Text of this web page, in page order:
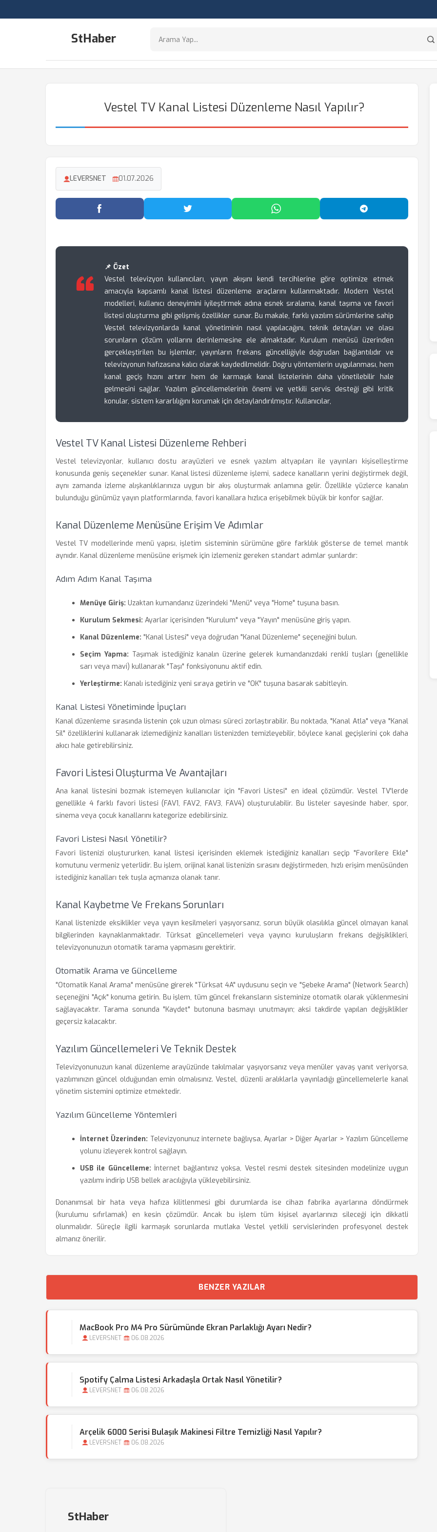
StHaber
Vestel TV Kanal Listesi Düzenleme Nasıl Yapılır?
LEVERSNET 01.07.2026
Facebook'ta Paylaş Twitter'da Paylaş WhatsApp'ta Paylaş Telegram'da
📌 Özet
Vestel televizyon kullanıcıları, yayın akışını kendi tercihlerine göre optimize etmek
amacıyla kapsamlı kanal listesi düzenleme araçlarını kullanmaktadır. Modern Vestel
modelleri, kullanıcı deneyimini iyileştirmek adına esnek sıralama, kanal taşıma ve favori
listesi oluşturma gibi gelişmiş özellikler sunar. Bu makale, farklı yazılım sürümlerine sahip
Vestel televizyonlarda kanal yönetiminin nasıl yapılacağını, teknik detayları ve olası
sorunların çözüm yollarını derinlemesine ele almaktadır. Kurulum menüsü üzerinden
gerçekleştirilen bu işlemler, yayınların frekans güncelliğiyle doğrudan bağlantılıdır ve
televizyonun hafızasına kalıcı olarak kaydedilmelidir. Doğru yöntemlerin uygulanması, hem
kanal geçiş hızını artırır hem de karmaşık kanal listelerinin daha yönetilebilir hale
gelmesini sağlar. Yazılım güncellemelerinin önemi ve yetkili servis desteği gibi kritik
konular, sistem kararlılığını korumak için detaylandırılmıştır. Kullanıcılar,
Vestel TV Kanal Listesi Düzenleme Rehberi
Vestel televizyonlar, kullanıcı dostu arayüzleri ve esnek yazılım altyapıları ile yayınları kişiselleştirme
konusunda geniş seçenekler sunar. Kanal listesi düzenleme işlemi, sadece kanalların yerini değiştirmek değil,
aynı zamanda izleme alışkanlıklarınıza uygun bir akış oluşturmak anlamına gelir. Özellikle yüzlerce kanalın
bulunduğu günümüz yayın platformlarında, favori kanallara hızlıca erişebilmek büyük bir konfor sağlar.
Kanal Düzenleme Menüsüne Erişim Ve Adımlar
Vestel TV modellerinde menü yapısı, işletim sisteminin sürümüne göre farklılık gösterse de temel mantık
aynıdır. Kanal düzenleme menüsüne erişmek için izlemeniz gereken standart adımlar şunlardır:
Adım Adım Kanal Taşıma
Menüye Giriş: Uzaktan kumandanız üzerindeki "Menü" veya "Home" tuşuna basın.
Kurulum Sekmesi: Ayarlar içerisinden "Kurulum" veya "Yayın" menüsüne giriş yapın.
Kanal Düzenleme: "Kanal Listesi" veya doğrudan "Kanal Düzenleme" seçeneğini bulun.
Seçim Yapma: Taşımak istediğiniz kanalın üzerine gelerek kumandanızdaki renkli tuşları (genellikle
sarı veya mavi) kullanarak "Taşı" fonksiyonunu aktif edin.
Yerleştirme: Kanalı istediğiniz yeni sıraya getirin ve "OK" tuşuna basarak sabitleyin.
Kanal Listesi Yönetiminde İpuçları
Kanal düzenleme sırasında listenin çok uzun olması süreci zorlaştırabilir. Bu noktada, "Kanal Atla" veya "Kanal
Sil" özelliklerini kullanarak izlemediğiniz kanalları listenizden temizleyebilir, böylece kanal geçişlerini çok daha
akıcı hale getirebilirsiniz.
Favori Listesi Oluşturma Ve Avantajları
Ana kanal listesini bozmak istemeyen kullanıcılar için "Favori Listesi" en ideal çözümdür. Vestel TV'lerde
genellikle 4 farklı favori listesi (FAV1, FAV2, FAV3, FAV4) oluşturulabilir. Bu listeler sayesinde haber, spor,
sinema veya çocuk kanallarını kategorize edebilirsiniz.
Favori Listesi Nasıl Yönetilir?
Favori listenizi oluştururken, kanal listesi içerisinden eklemek istediğiniz kanalları seçip "Favorilere Ekle"
komutunu vermeniz yeterlidir. Bu işlem, orijinal kanal listenizin sırasını değiştirmeden, hızlı erişim menüsünden
istediğiniz kanalları tek tuşla açmanıza olanak tanır.
Kanal Kaybetme Ve Frekans Sorunları
Kanal listenizde eksiklikler veya yayın kesilmeleri yaşıyorsanız, sorun büyük olasılıkla güncel olmayan kanal
bilgilerinden kaynaklanmaktadır. Türksat güncellemeleri veya yayıncı kuruluşların frekans değişiklikleri,
televizyonunuzun otomatik tarama yapmasını gerektirir.
Otomatik Arama ve Güncelleme
"Otomatik Kanal Arama" menüsüne girerek "Türksat 4A" uydusunu seçin ve "Şebeke Arama" (Network Search)
seçeneğini "Açık" konuma getirin. Bu işlem, tüm güncel frekansların sisteminize otomatik olarak yüklenmesini
sağlayacaktır. Tarama sonunda "Kaydet" butonuna basmayı unutmayın; aksi takdirde yapılan değişiklikler
geçersiz kalacaktır.
Yazılım Güncellemeleri Ve Teknik Destek
Televizyonunuzun kanal düzenleme arayüzünde takılmalar yaşıyorsanız veya menüler yavaş yanıt veriyorsa,
yazılımınızın güncel olduğundan emin olmalısınız. Vestel, düzenli aralıklarla yayınladığı güncellemelerle kanal
yönetim sistemini optimize etmektedir.
Yazılım Güncelleme Yöntemleri
İnternet Üzerinden: Televizyonunuz internete bağlıysa, Ayarlar > Diğer Ayarlar > Yazılım Güncelleme
yolunu izleyerek kontrol sağlayın.
USB ile Güncelleme: İnternet bağlantınız yoksa, Vestel resmi destek sitesinden modelinize uygun
yazılımı indirip USB bellek aracılığıyla yükleyebilirsiniz.
Donanımsal bir hata veya hafıza kilitlenmesi gibi durumlarda ise cihazı fabrika ayarlarına döndürmek
(kurulumu sıfırlamak) en kesin çözümdür. Ancak bu işlem tüm kişisel ayarlarınızı sileceği için dikkatli
olunmalıdır. Süreçle ilgili karmaşık sorunlarda mutlaka Vestel yetkili servislerinden profesyonel destek
almanız önerilir.
BENZER YAZILAR
MacBook Pro M4 Pro Sürümünde Ekran Parlaklığı Ayarı Nedir?
LEVERSNET 06.08.2026
Spotify Çalma Listesi Arkadaşla Ortak Nasıl Yönetilir?
LEVERSNET 06.08.2026
Arçelik 6000 Serisi Bulaşık Makinesi Filtre Temizliği Nasıl Yapılır?
LEVERSNET 06.08.2026
StHaber